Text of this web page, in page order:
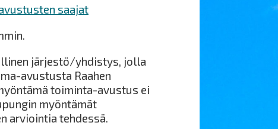
saajat
järjestö/yhdistys, jolla
avustusta Raahen
toiminta-avustus ei
myöntämät
arviointia tehdessä.